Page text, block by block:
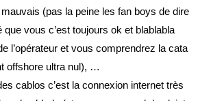
(pas la peine les fan boys de dire
que vous c’est toujours ok et blablabla
l’opérateur et vous comprendrez la cata
offshore ultra nul), …
cablos c’est la connexion internet très